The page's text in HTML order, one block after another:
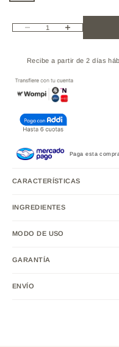
Reducir cantidadAumentar cantidad
Recibe a partir de 2 días
Paga esta
CARACTERÍSTICAS
INGREDIENTES
MODO DE USO
GARANTÍA
ENVÍO